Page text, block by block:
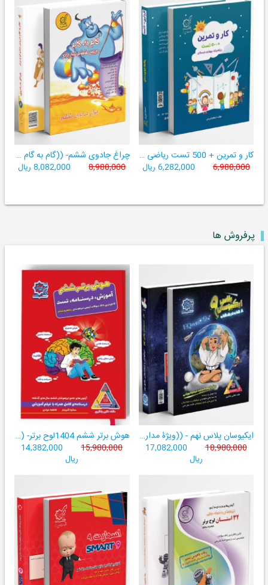
کار و تمرین + 500 تست ریاضی چهارم
6,980,000 6,282,000 ریال
چراغ جادوی ششم- ((گام به گام ششم لوح برتر- 9 کتاب در یک کتاب))
8,980,000 8,082,000 ریال
پرفروش ها
ایکیوسان پلاس نهم - ((ویژۀ مدارس نمونه دولتی، تیزهوشان و سمپاد+ فیلم‌های آموزشی+سامانۀ آزمون‌ساز رایگان))
18,980,000
17,082,000
ریال
هوش برتر ششم 1404لوح برتر- ((ویژۀ آزمون تیزهوشان پایۀ ششم+ فیلم آموزشی + سامانۀ آزمون‌ساز رایگان))
15,980,000
14,382,000
ریال